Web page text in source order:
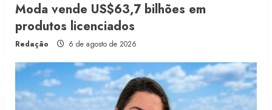
Moda vende US$63,7 bilhões em
produtos licenciados
Redação 6 de agosto de 2026